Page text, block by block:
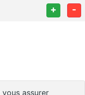
+ -
assurer